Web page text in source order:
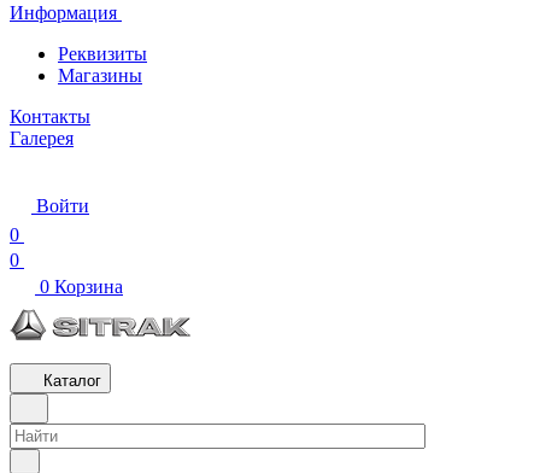
Информация
Реквизиты
Магазины
Контакты
Галерея
Войти
0
0
0 Корзина
Каталог